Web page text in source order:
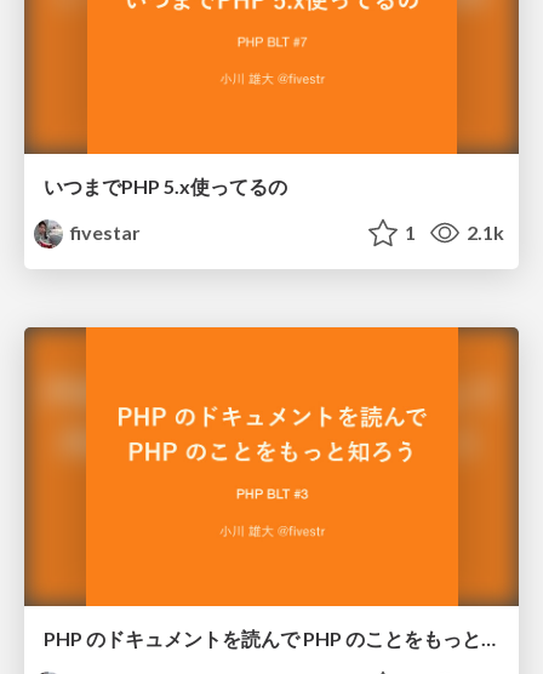
いつまでPHP 5.x使ってるの
fivestar
1 2.1k
PHP のドキュメントを読んで PHP のことをもっと知ろう